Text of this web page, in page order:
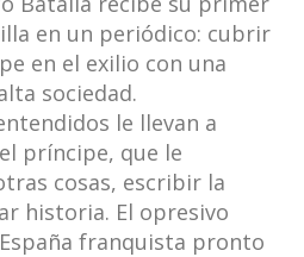
en un periódico: cubrir
en el exilio con una
sociedad.
le llevan a
príncipe, que le
cosas, escribir la
historia. El opresivo
franquista pronto